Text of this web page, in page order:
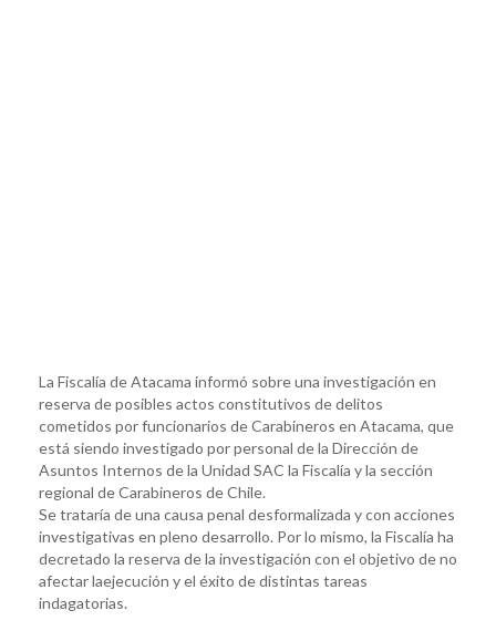
La Fiscalía de Atacama informó sobre una investigación en
reserva de posibles actos constitutivos de delitos
cometidos por funcionarios de Carabineros en Atacama, que
está siendo investigado por personal de la Dirección de
Asuntos Internos de la Unidad SAC la Fiscalía y la sección
regional de Carabineros de Chile.
Se trataría de una causa penal desformalizada y con acciones
investigativas en pleno desarrollo. Por lo mismo, la Fiscalía ha
decretado la reserva de la investigación con el objetivo de no
afectar laejecución y el éxito de distintas tareas
indagatorias.